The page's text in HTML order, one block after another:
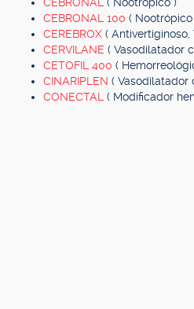
CEBRONAL 100 ( Nootrópico
CEREBROX (
CERVILANE ( Vasodilatador
CETOFIL 400 (
CINARIPLEN ( Vasodilatador
CONECTAL ( Modificador